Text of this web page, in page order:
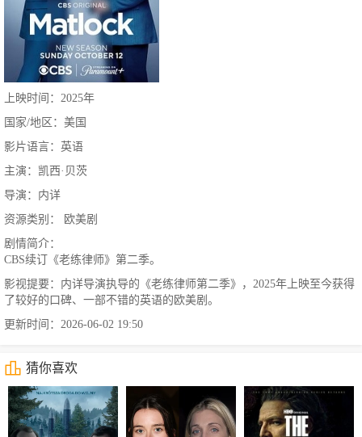
上映时间：2025年
国家/地区：美国
影片语言：英语
主演：凯西·贝茨
导演：内详
资源类别： 欧美剧
剧情简介：
CBS续订《老练律师》第二季。
影视提要：内详导演执导的《老练律师第二季》，2025年上映至今获得
了较好的口碑、一部不错的英语的欧美剧。
更新时间：2026-06-02 19:50
猜你喜欢